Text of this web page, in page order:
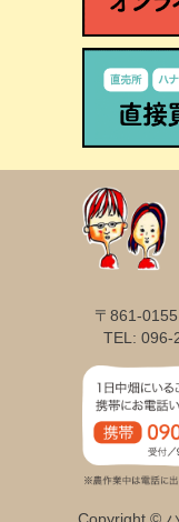
〒861-
TEL:
Copyright ©